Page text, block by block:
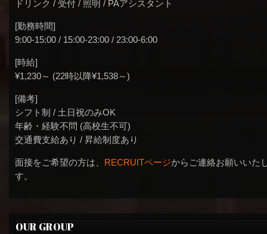
ドリンク / 受付 / 照明 / PAアシスタント
[勤務時間]
9:00-15:00 / 15:00-23:00 / 23:00-6:00
[時給]
¥1,230～ (22時以降¥1,538～)
[備考]
シフト制 / 土日祝のみOK
年齢・経験不問 (高校生不可)
交通費支給あり / 昇給制度あり
面接をご希望の方は、 RECRUITページからご連絡お願いいた
す。
OUR GROUP